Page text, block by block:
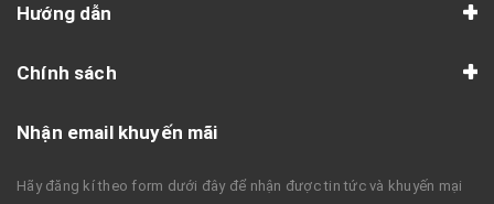
Hướng dẫn
Chính sách
Nhận email khuyến mãi
Hãy đăng kí theo form dưới đây để nhận được tin tức và khuyến mại